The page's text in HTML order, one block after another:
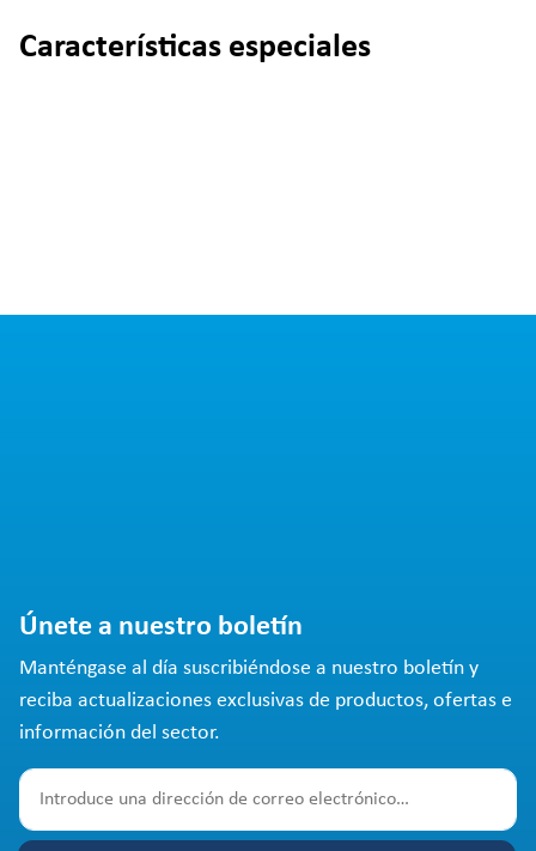
Características especiales
Únete a nuestro boletín
Manténgase al día suscribiéndose a nuestro boletín y
reciba actualizaciones exclusivas de productos, ofertas e
información del sector.